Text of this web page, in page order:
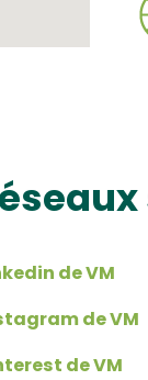
de VM
de VM
de VM